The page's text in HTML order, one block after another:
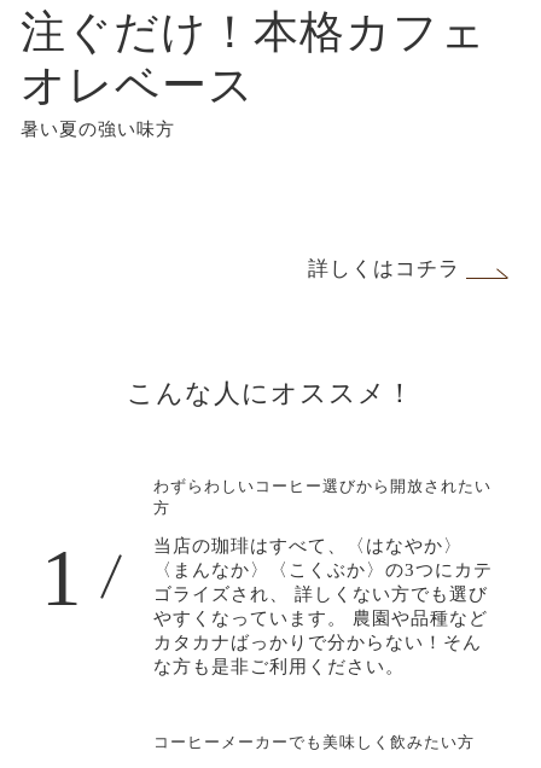
注ぐだけ！本格カフェ
オレベース
暑い夏の強い味方
詳しくはコチラ
こんな人にオススメ！
わずらわしいコーヒー選びから開放されたい
方
当店の珈琲はすべて、〈はなやか〉
〈まんなか〉〈こくぶか〉の3つにカテ
ゴライズされ、 詳しくない方でも選び
やすくなっています。 農園や品種など
カタカナばっかりで分からない！そん
な方も是非ご利用ください。
1
コーヒーメーカーでも美味しく飲みたい方